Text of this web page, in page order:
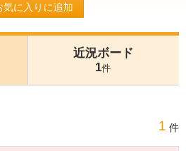
に入りに追加
近況ボード
1件
1 件